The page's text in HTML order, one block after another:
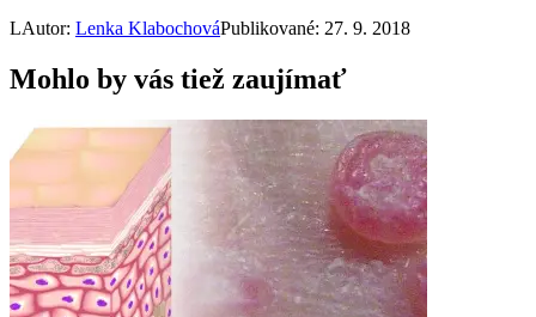
LAutor: Lenka KlabochováPublikované: 27. 9. 2018
Mohlo by vás tiež zaujímať